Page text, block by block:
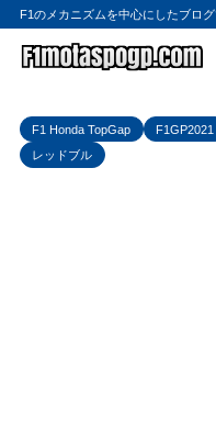
F1のメカニズムを中心にしたブロ
F1 Honda TopGap F1GP2021
レッドブル